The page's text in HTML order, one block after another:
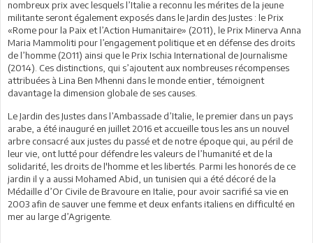
nombreux prix avec lesquels l’Italie a reconnu les mérites de la jeune
militante seront également exposés dans le Jardin des Justes : le Prix
«Rome pour la Paix et l’Action Humanitaire» (2011), le Prix Minerva Anna
Maria Mammoliti pour l’engagement politique et en défense des droits
de l’homme (2011) ainsi que le Prix Ischia International de Journalisme
(2014). Ces distinctions, qui s’ajoutent aux nombreuses récompenses
attribuées à Lina Ben Mhenni dans le monde entier, témoignent
davantage la dimension globale de ses causes.
Le Jardin des Justes dans l’Ambassade d’Italie, le premier dans un pays
arabe, a été inauguré en juillet 2016 et accueille tous les ans un nouvel
arbre consacré aux justes du passé et de notre époque qui, au péril de
leur vie, ont lutté pour défendre les valeurs de l’humanité et de la
solidarité, les droits de l'homme et les libertés. Parmi les honorés de ce
jardin il y a aussi Mohamed Abid, un tunisien qui a été décoré de la
Médaille d’Or Civile de Bravoure en Italie, pour avoir sacrifié sa vie en
2003 afin de sauver une femme et deux enfants italiens en difficulté en
mer au large d’Agrigente.